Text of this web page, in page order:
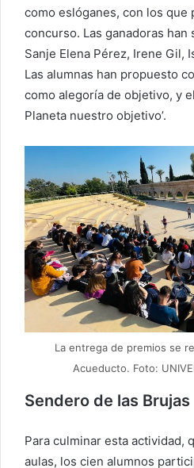
como eslóganes, con los que
concurso. Las ganadoras han
Sanje Elena Pérez, Irene Gil,
Las alumnas han propuesto
como alegoría de objetivo, y
Planeta nuestro objetivo’.
La entrega de premios se
Acueducto. Foto:
Sendero de las Brujas
Para culminar esta actividad,
aulas, los cien alumnos